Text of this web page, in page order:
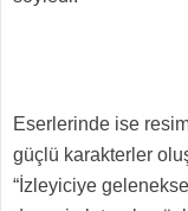
Eserlerinde ise
güçlü karakterler
“İzleyiciye